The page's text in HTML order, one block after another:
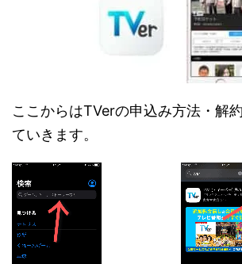
ここからはTVerの申込み方法・解
ていきます。